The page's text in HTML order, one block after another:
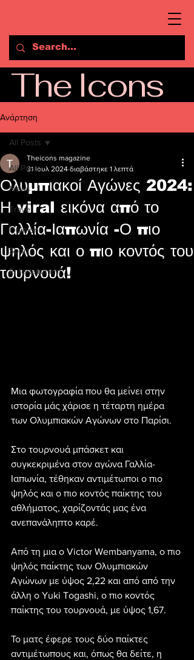
The Icons
Ανάρτηση
All Posts
News
Travel
Opinion
Sport
Entertainment
All Posts
Ολυμπιακοί Αγώνες 2024:
Η viral εικόνα από το
Γαλλία-Ιαπωνία -Ο πιο
ψηλός και ο πιο κοντός του
τουρνουά!
Theicons magazine
31 Ιουλ 2024 διαβάστηκε 1 λεπτά
Μια φωτογραφία που θα μείνει στην
ιστορία μάς χάρισε η τέταρτη ημέρα
των Ολυμπιακών Αγώνων﻿ στο Παρίσι.
Στο τουρνουά μπάσκετ και
συγκεκριμένα στον αγώνα Γαλλία-
Ιαπωνία, τέθηκαν αντιμέτωποι ο πιο
ψηλός και ο πιο κοντός παίκτης του
αθλήματος, χαρίζοντάς μας ένα
ανεπανάληπτο καρέ.
Από τη μια ο Victor Wembanyama, ο πιο
ψηλός παίκτης των Ολυμπιακών
Αγώνων με ύψος 2,22 και από από την
άλλη ο Yuki Togashi, ο πιο κοντός
παίκτης του τουρνουά, με ύψος 1,67.
Το ματς έφερε τους δύο παίκτες
αντιμέτωπους και, όπως θα δείτε, η